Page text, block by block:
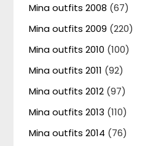
Mina outfits 2008 (67)
Mina outfits 2009 (220)
Mina outfits 2010 (100)
Mina outfits 2011 (92)
Mina outfits 2012 (97)
Mina outfits 2013 (110)
Mina outfits 2014 (76)